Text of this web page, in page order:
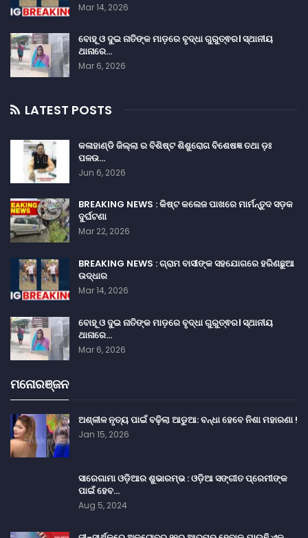
Mar 14, 2026
ବୋହୂ ଓ ଦୁଇ ନାତିଙ୍କ ମାଡ଼ରେ ବୃଦ୍ଧା ଗୁରୁତ୍ଵର। ସ୍ଥାନୀୟ
ଥାନାରେ…
Mar 6, 2026
LATEST POSTS
କଳାହାଣ୍ଡି ଜିଲ୍ଲା ର ବିଶିଷ୍ଟ ଶିଶୁରୋଗ ବିଶେଷଜ୍ଞ ତଥା ଡ଼ଃ
ପଳଉ…
Jun 6, 2026
BREAKING NEWS : କିଷ୍ଟ କଲେଜ ପାଖରେ ମାର୍ମନ୍ତୁଦ ସଡ଼କ
ଦୁର୍ଘଟଣା
Mar 22, 2026
BREAKING NEWS : ଗ୍ରାମ ବାସୀଙ୍କ ସହଯୋଗରେ ହରିଣଛୁଆ
ଉଦ୍ଧାର
Mar 14, 2026
ବୋହୂ ଓ ଦୁଇ ନାତିଙ୍କ ମାଡ଼ରେ ବୃଦ୍ଧା ଗୁରୁତ୍ଵର। ସ୍ଥାନୀୟ
ଥାନାରେ…
Mar 6, 2026
ମନୋରଞ୍ଜନ
ଅଶ୍ଳୀଳ ନୃତ୍ୟ ପାଇଁ ବଢ଼ିଲା ଆଡୁଆ: ବନ୍ଧା ହେବେ ନିଶା ମହାରଣା !
Jan 15, 2026
ସାରେଗାମା ଓଡ଼ିଆର ଶୁଭାରମ୍ଭ : ଓଡ଼ିଆ ସଙ୍ଗୀତ ପ୍ରେମୀଙ୍କ
ପାଇଁ ହେବ…
Aug 5, 2024